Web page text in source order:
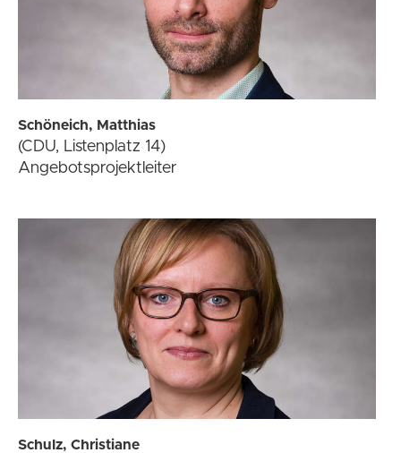
Schöneich, Matthias
(CDU, Listenplatz 14)
Angebotsprojektleiter
Schulz, Christiane